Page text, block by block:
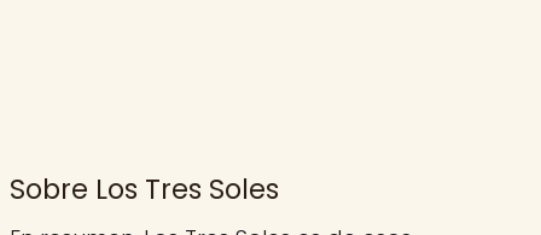
Sobre Los Tres Soles